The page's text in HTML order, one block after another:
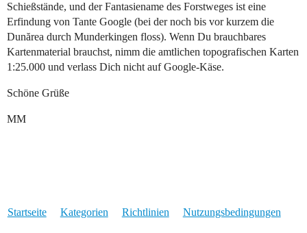
Schießstände, und der Fantasiename des Forstweges ist eine
Erfindung von Tante Google (bei der noch bis vor kurzem die
Dunărea durch Munderkingen floss). Wenn Du brauchbares
Kartenmaterial brauchst, nimm die amtlichen topografischen Karten
1:25.000 und verlass Dich nicht auf Google-Käse.
Schöne Grüße
MM
Startseite Kategorien Richtlinien Nutzungsbedingungen